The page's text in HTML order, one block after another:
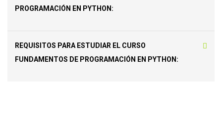
PROGRAMACIÓN EN PYTHON:
REQUISITOS PARA ESTUDIAR EL CURSO
FUNDAMENTOS DE PROGRAMACIÓN EN PYTHON: